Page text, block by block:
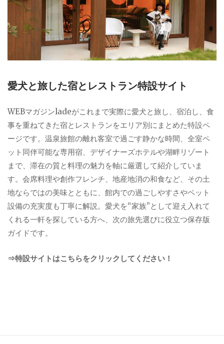
愛犬と旅した宿とレストラン特設サイト
WEBマガジンladeがこれまで実際に愛犬と旅し、宿泊し、食
事を重ねてきた宿とレストランをエリア別にまとめた特設ペ
ージです。温泉旅館の離れ客室で過ごす静かな時間、全室ペ
ット同伴可能な専用宿、デザイナーズホテルや湖畔リゾート
まで、滞在の質と料理の魅力を軸に厳選して紹介していま
す。会席料理や創作フレンチ、地産地消の和食など、その土
地ならではの美味とともに、館内での過ごしやすさやペット
設備の充実度も丁寧に解説。愛犬を“家族”として迎え入れて
くれる一軒を探している方へ、次の旅先選びに役立つ保存版
ガイドです。
⇒特設サイトはこちらをクリックしてください！